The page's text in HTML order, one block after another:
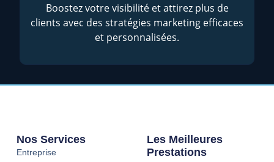
Boostez votre visibilité et attirez plus de
clients avec des stratégies marketing efficaces
et personnalisées.
Nos Services
Entreprise
Les Meilleures
Prestations